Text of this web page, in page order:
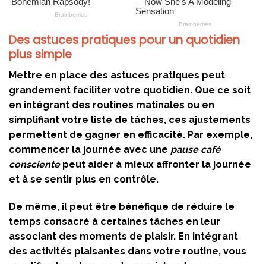
Des astuces pratiques pour un quotidien
plus simple
Mettre en place des astuces pratiques peut
grandement faciliter votre quotidien. Que ce soit
en intégrant des routines matinales ou en
simplifiant votre liste de tâches, ces ajustements
permettent de gagner en efficacité. Par exemple,
commencer la journée avec une pause café
conscientepeut aider à mieux affronter la journée
et à se sentir plus en contrôle.
De même, il peut être bénéfique de réduire le
temps consacré à certaines tâches en leur
associant des moments de plaisir. En intégrant
des activités plaisantes dans votre routine, vous